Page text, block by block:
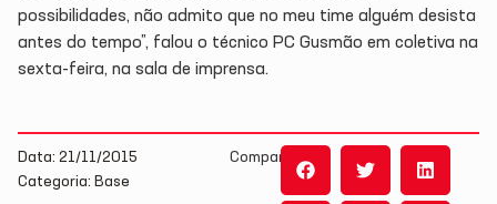
possibilidades, não admito que no meu time alguém desista
antes do tempo”, falou o técnico PC Gusmão em coletiva na
sexta-feira, na sala de imprensa.
Data: 21/11/2015
Categoria: Base
Compartilhe: